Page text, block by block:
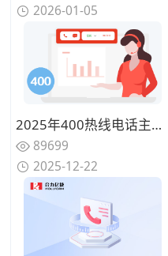
2026-01-05
2025年400热线电话主流厂商推荐：背靠运营商资源、服务最可靠的公司盘点
89699
2025-12-22